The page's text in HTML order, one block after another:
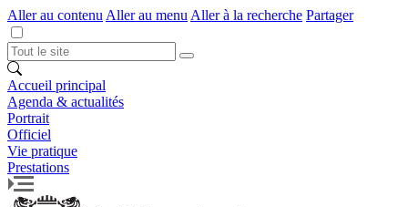
Aller au contenu Aller au menu Aller à la recherche Partager
Accueil principal
Agenda & actualités
Portrait
Officiel
Vie pratique
Prestations